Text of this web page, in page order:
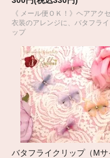
《 メール便ＯＫ！》ヘアアク
衣装のアレンジに、バタフライ
ップ
バタフライクリップ（Mサ